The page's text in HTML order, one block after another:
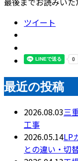
ツイート
最近の投稿
2026.08.03三
工事
2026.05.14LP
との違い・切